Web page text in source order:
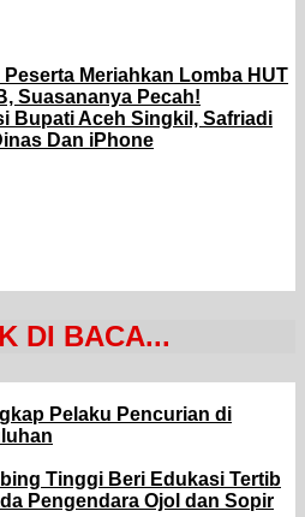
Peserta Meriahkan Lomba HUT
Suasananya Pecah!
Bupati Aceh Singkil, Safriadi
Dan iPhone
DI BACA...
Pelaku Pencurian di
Tinggi Beri Edukasi Tertib
Pengendara Ojol dan Sopir